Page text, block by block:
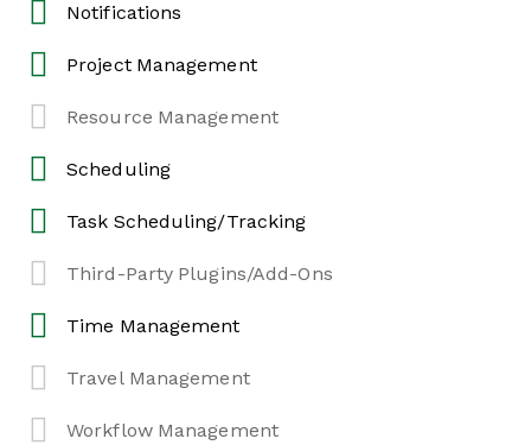
Notifications
Project Management
Resource Management
Scheduling
Task Scheduling/Tracking
Third-Party Plugins/Add-Ons
Time Management
Travel Management
Workflow Management